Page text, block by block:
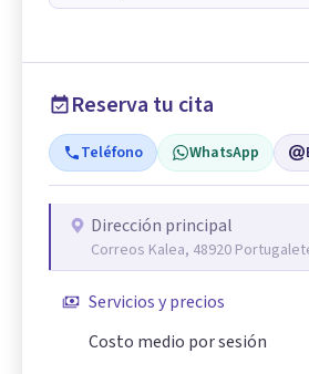
Reserva tu cita
Teléfono WhatsApp
Dirección principal
Correos Kalea, 48920
Servicios y precios
Costo medio por sesión